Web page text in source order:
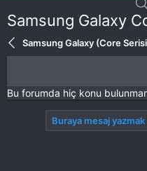
Samsung Galaxy
Samsung Galaxy (Core
Bu forumda hiç konu
Buraya mesaj